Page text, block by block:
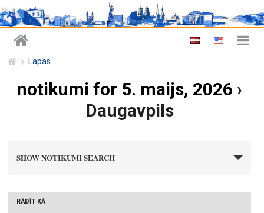
Lapas
notikumi for 5. maijs, 2026 ›
Daugavpils
i
SHOW NOTIKUMI SEARCH
RĀDĪT KĀ